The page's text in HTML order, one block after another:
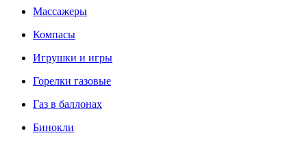
Массажеры
Компасы
Игрушки и игры
Горелки газовые
Газ в баллонах
Бинокли